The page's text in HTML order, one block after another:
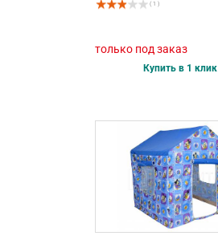
( 1 )
только под заказ
Купить в 1 клик